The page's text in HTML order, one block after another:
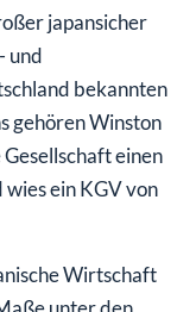
japansicher
und
bekannten
gehören Winston
einen
ein KGV von
Wirtschaft